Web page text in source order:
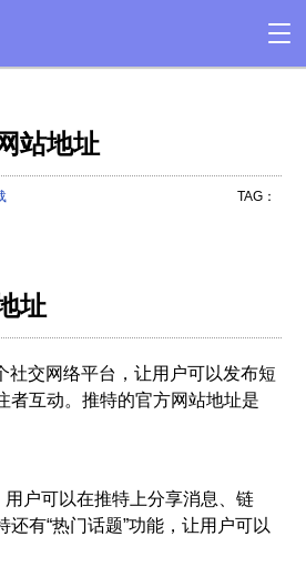
站地址
TAG：
址
社交网络平台，让用户可以发布短
者互动。推特的官方网站地址是
用户可以在推特上分享消息、链
还有“热门话题”功能，让用户可以